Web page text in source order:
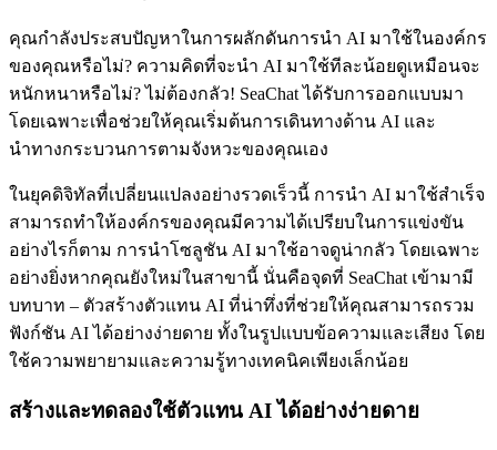
คุณกำลังประสบปัญหาในการผลักดันการนำ AI มาใช้ในองค์กร
ของคุณหรือไม่? ความคิดที่จะนำ AI มาใช้ทีละน้อยดูเหมือนจะ
หนักหนาหรือไม่? ไม่ต้องกลัว! SeaChat ได้รับการออกแบบมา
โดยเฉพาะเพื่อช่วยให้คุณเริ่มต้นการเดินทางด้าน AI และ
นำทางกระบวนการตามจังหวะของคุณเอง
ในยุคดิจิทัลที่เปลี่ยนแปลงอย่างรวดเร็วนี้ การนำ AI มาใช้สำเร็จ
สามารถทำให้องค์กรของคุณมีความได้เปรียบในการแข่งขัน
อย่างไรก็ตาม การนำโซลูชัน AI มาใช้อาจดูน่ากลัว โดยเฉพาะ
อย่างยิ่งหากคุณยังใหม่ในสาขานี้ นั่นคือจุดที่ SeaChat เข้ามามี
บทบาท – ตัวสร้างตัวแทน AI ที่น่าทึ่งที่ช่วยให้คุณสามารถรวม
ฟังก์ชัน AI ได้อย่างง่ายดาย ทั้งในรูปแบบข้อความและเสียง โดย
ใช้ความพยายามและความรู้ทางเทคนิคเพียงเล็กน้อย
สร้างและทดลองใช้ตัวแทน AI ได้อย่างง่ายดาย